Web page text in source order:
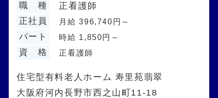
職 種
正看護師
正社員
月給 396,740円～
パート 時給 1,850円～
資 格 正看護師
住宅型有料老人ホーム 寿里苑翡翠
大阪府河内長野市西之山町11-18